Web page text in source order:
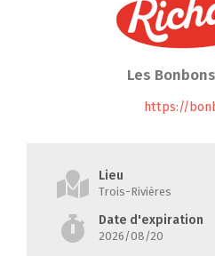
Les
https://
Lieu
Trois-Rivières
Date d'expiration
2026/08/20